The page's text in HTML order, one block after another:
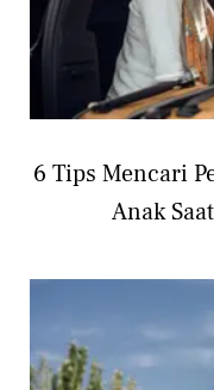
6 Tips Mencari
Anak